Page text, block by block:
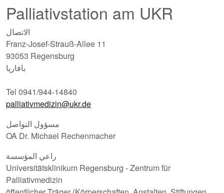
Palliativstation am UKR
الاتصال
Franz-Josef-Strauß-Allee 11
93053 Regensburg
بافاريا
Tel 0941/944-14840
palliativmedizin@ukr.de
مسؤول التواصل
OA Dr. Michael Rechenmacher
راعي المؤسسة
Universitätsklinikum Regensburg - Zentrum für
Palliativmedizin